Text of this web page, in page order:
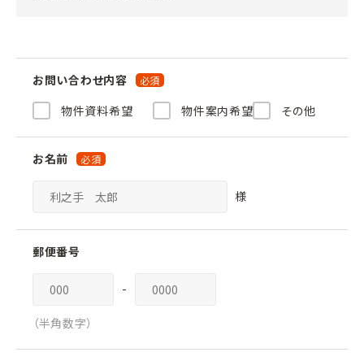
お問い合わせ内容
物件資料希望
物件案内希望 その他
お名前
様
郵便番号
-
（半角数字）